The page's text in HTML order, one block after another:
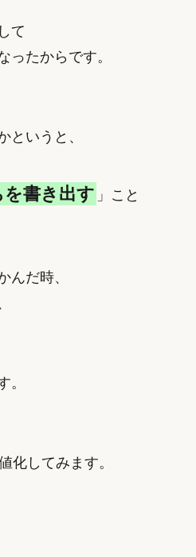
て
ったからです。
というと、
を書き出す 」こと
んだ時、
。
化してみます。